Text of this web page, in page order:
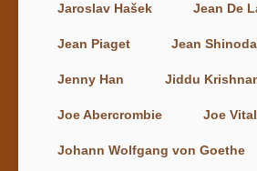
Jaroslav Hašek Jean De
Jean Piaget Jean
Jenny Han Jiddu
Joe Abercrombie Joe
Johann Wolfgang von Goethe